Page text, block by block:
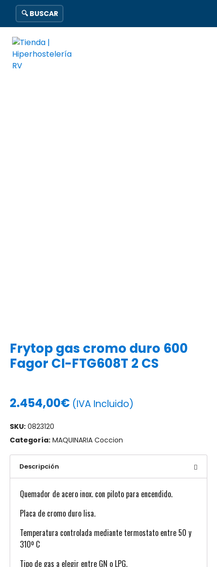
🔍 BUSCAR
Frytop gas cromo duro 600
Fagor CI-FTG608T 2 CS
2.454,00€ (IVA Incluido)
SKU: 0823120
Categoría: MAQUINARIA Coccion
Descripción
Quemador de acero inox. con piloto para encendido.
Placa de cromo duro lisa.
Temperatura controlada mediante termostato entre 50 y
310º C
Tipo de gas a elegir entre GN o LPG.